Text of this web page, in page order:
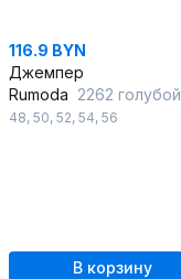
116.9 BYN
Джемпер
Rumoda 2262 голубой
48, 50, 52, 54, 56
В корзину